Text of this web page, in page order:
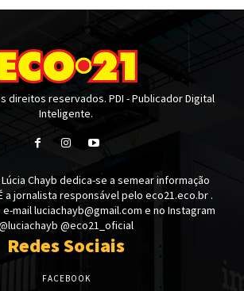
direitos reservados. PDI - Publicador Digital
Inteligente.
Chayb dedica-se a semear informação
a jornalista responsável pelo eco21.eco.br .
mail luciachayb@gmail.com e no Instagram
@eco21_oficial
Redes Sociais
FACEBOOK